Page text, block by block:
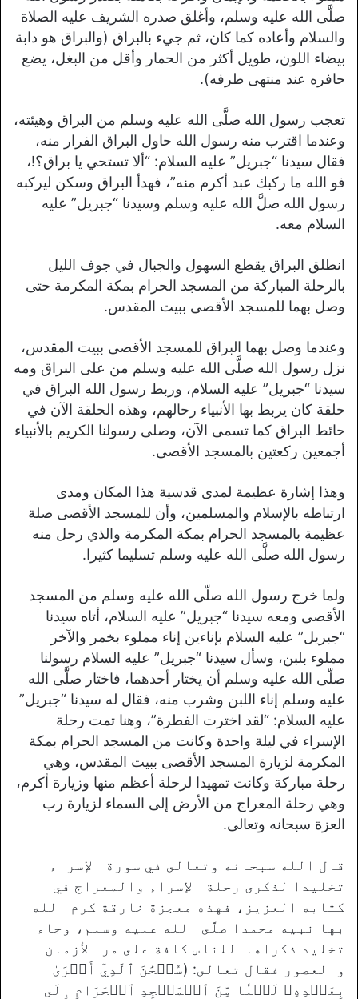
صلَّى الله عليه وسلم، وأغلق صدره الشريف عليه الصلاة
والسلام وأعاده كما كان، ثم جيء بالبراق (والبراق هو دابة
بيضاء اللون، طويل أكثر من الحمار وأقل من البغل، يضع
حافره عند منتهى طرفه).
تعجب رسول الله صلَّى الله عليه وسلم من البراق وهيئته،
وعندما اقترب منه رسول الله حاول البراق الفرار منه،
فقال سيدنا “جبريل” عليه السلام: “ألا تستحي يا براق؟!،
فو الله ما ركبك عبد أكرم منه”، فهدأ البراق وسكن ليركبه
رسول الله صلَّ الله عليه وسلم وسيدنا “جبريل” عليه
السلام معه.
انطلق البراق يقطع السهول والجبال في جوف الليل
بالرحلة المباركة من المسجد الحرام بمكة المكرمة حتى
وصل بهما للمسجد الأقصى ببيت المقدس.
وعندما وصل بهما البراق للمسجد الأقصى ببيت المقدس،
نزل رسول الله صلَّى الله عليه وسلم من على البراق ومه
سيدنا “جبريل” عليه السلام، وربط رسول الله البراق في
حلقة كان يربط بها الأنبياء رحالهم، وهذه الحلقة الآن في
حائط البراق كما تسمى الآن، وصلى رسولنا الكريم بالأنبياء
أجمعين ركعتين بالمسجد الأقصى.
وهذا إشارة عظيمة لمدى قدسية هذا المكان ومدى
ارتباطه بالإسلام والمسلمين، وأن للمسجد الأقصى صلة
عظيمة بالمسجد الحرام بمكة المكرمة والذي رحل منه
رسول الله صلَّى الله عليه وسلم تسليما كثيرا.
ولما خرج رسول الله صلّى الله عليه وسلم من المسجد
الأقصى ومعه سيدنا “جبريل” عليه السلام، أتاه سيدنا
“جبريل” عليه السلام بإناءين إناء مملوء بخمر والآخر
مملوء بلبن، وسأل سيدنا “جبريل” عليه السلام رسولنا
صلّى الله عليه وسلم أن يختار أحدهما، فاختار صلَّى الله
عليه وسلم إناء اللبن وشرب منه، فقال له سيدنا “جبريل”
عليه السلام: “لقد اخترت الفطرة”، وهنا تمت رحلة
الإسراء في ليلة واحدة وكانت من المسجد الحرام بمكة
المكرمة لزيارة المسجد الأقصى ببيت المقدس، وهي
رحلة مباركة وكانت تمهيدا لرحلة أعظم منها وزيارة أكرم،
وهي رحلة المعراج من الأرض إلى السماء لزيارة رب
العزة سبحانه وتعالى.
قال الله سبحانه وتعالى في سورة الإسراء
تخليدا لذكرى رحلة الإسراء والمعراج في
كتابه العزيز، فهذه معجزة خارقة كرم الله
بها نبيه محمدا صلَّى الله عليه وسلم، وجاء
تخليد ذكراها للناس كافة على مر الأزمان
والعصور فقال تعالى: (سُبۡحَٰنَ ٱلَّذِيٓ أَسۡرَىٰ
بِعَبۡدِهِۦ لَيۡلٗا مِّنَ ٱلۡمَسۡجِدِ ٱلۡحَرَامِ إِلَى